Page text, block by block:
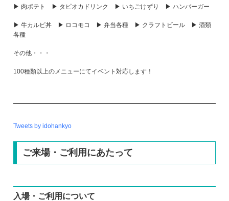
▶ 肉ポテト ▶ タピオカドリンク ▶ いちごけずり ▶ ハンバーガー
▶ 牛カルビ丼 ▶ ロコモコ ▶ 弁当各種 ▶ クラフトビール ▶ 酒類
各種
その他・・・
100種類以上のメニューにてイベント対応します！
Tweets by idohankyo
ご来場・ご利用にあたって
入場・ご利用について